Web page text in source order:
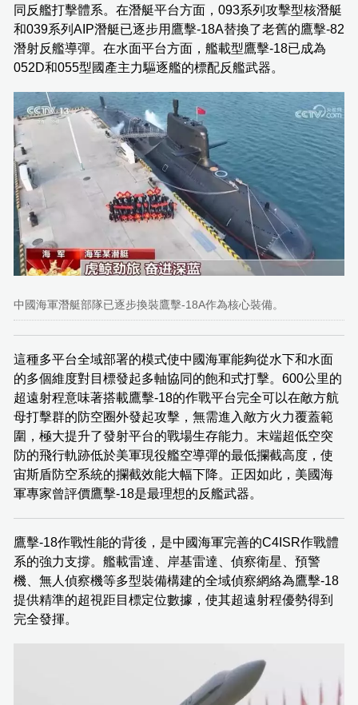
同反艦打擊體系。在潛艇平台方面，093系列攻擊型核潛艇
和039系列AIP潛艇已逐步用鷹擊-18A替換了老舊的鷹擊-82
潛射反艦導彈。在水面平台方面，艦載型鷹擊-18已成為
052D和055型國產主力驅逐艦的標配反艦武器。
中國海軍潛艇部隊已逐步換裝鷹擊-18A作為核心裝備。
這種多平台全域部署的模式使中國海軍能夠從水下和水面
的多個維度對目標發起多軸協同的飽和式打擊。600公里的
超遠射程意味著搭載鷹擊-18的作戰平台完全可以在敵方航
母打擊群的防空圈外發起攻擊，無需進入敵方火力覆蓋範
圍，極大提升了發射平台的戰場生存能力。末端超低空突
防的飛行軌跡低於美軍現役艦空導彈的最低攔截高度，使
宙斯盾防空系統的攔截效能大幅下降。正因如此，美國海
軍專家曾評價鷹擊-18是最理想的反艦武器。
鷹擊-18作戰性能的背後，是中國海軍完善的C4ISR作戰體
系的強力支撐。艦載雷達、岸基雷達、偵察衛星、預警
機、無人偵察機等多型裝備構建的全域偵察網絡為鷹擊-18
提供精準的超視距目標定位數據，使其超遠射程優勢得到
完全發揮。